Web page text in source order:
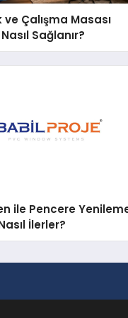
ve Çalışma Masası
Sağlanır?
ile Pencere
İlerler?